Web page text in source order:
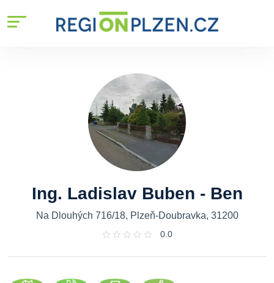
Ing. Ladislav Buben - Ben
Na Dlouhých 716/18, Plzeň-Doubravka, 31200
0.0